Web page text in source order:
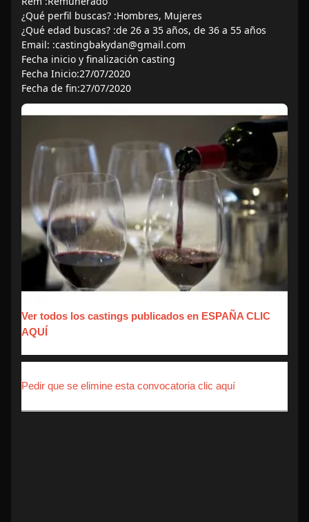
¿Qué perfil buscas? :Hombres, Mujeres
¿Qué edad buscas? :de 26 a 35 años, de 36 a 55 años
Email: :castingbakydan@gmail.com
Fecha inicio y finalización casting
Fecha Inicio:27/07/2020
Fecha de fin:27/07/2020
Ver todos los castings publicados en ESPAÑA CLIC
AQUÍ
Pedir que se elimine esta convocatoria clic aquí